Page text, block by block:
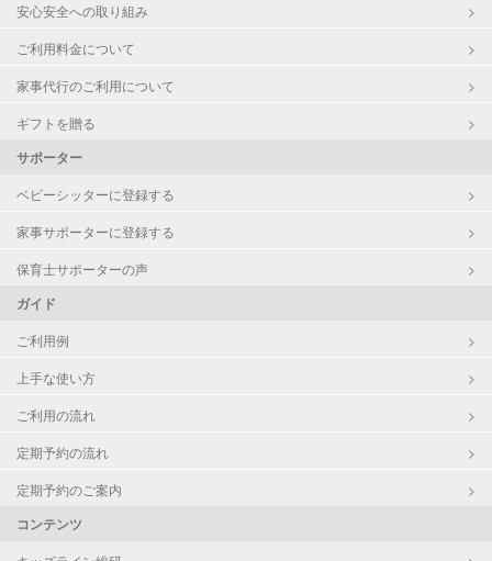
安心安全への取り組み
ご利用料金について
家事代行のご利用について
ギフトを贈る
サポーター
ベビーシッターに登録する
家事サポーターに登録する
保育士サポーターの声
ガイド
ご利用例
上手な使い方
ご利用の流れ
定期予約の流れ
定期予約のご案内
コンテンツ